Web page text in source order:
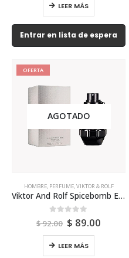
LEER MÁS
Entrar en lista de espera
OFERTA
AGOTADO
HOMBRE, PERFUME,VIKTOR & ROLF
Viktor And Rolf Spicebomb Extreme 50ml Para Hombre
out of 5
$92.00 Original
price
was:
$ 92.00.
$ 89.00
LEER MÁS